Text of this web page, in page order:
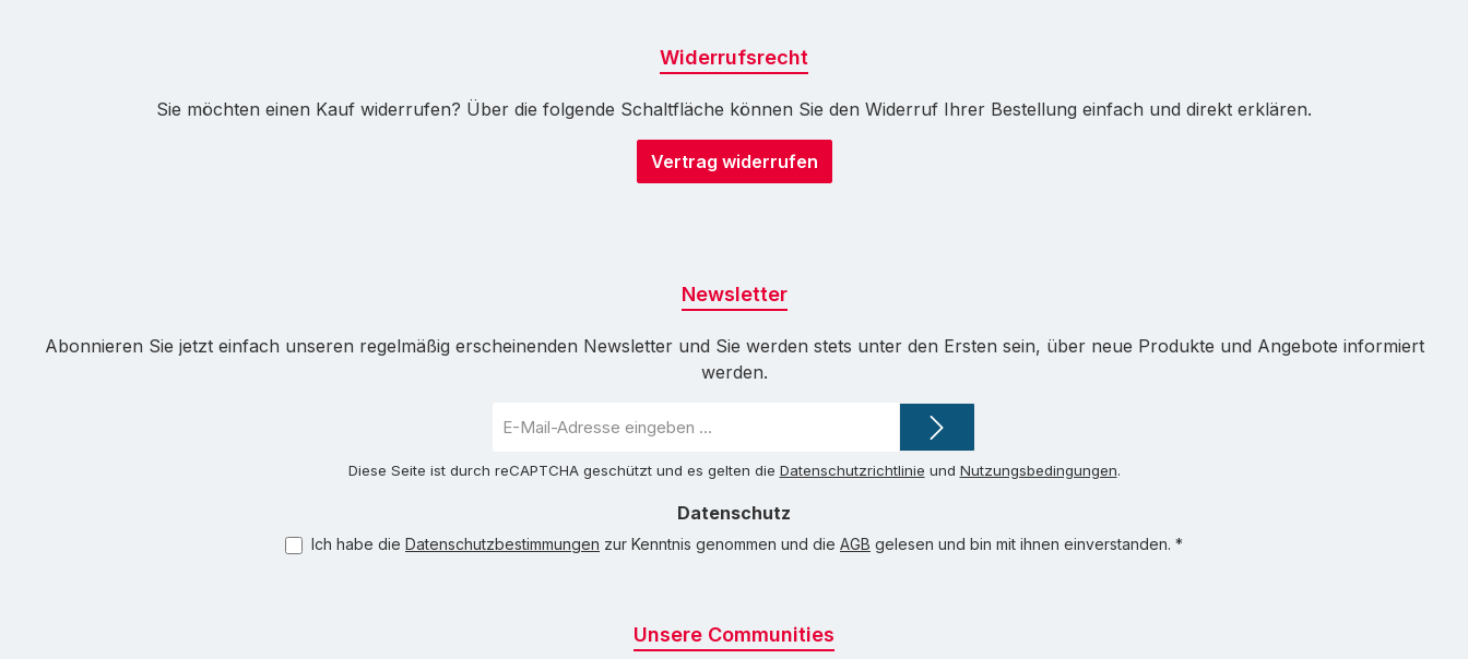
Widerrufsrecht
Sie möchten einen Kauf widerrufen? Über die folgende Schaltfläche können Sie den Widerruf Ihrer Bestellung einfach und direkt erklären.
Vertrag widerrufen
Newsletter
Abonnieren Sie jetzt einfach unseren regelmäßig erscheinenden Newsletter und Sie werden stets unter den Ersten sein, über neue Produkte und Angebote informiert
werden.
Mail-
Diese Seite ist durch reCAPTCHA geschützt und es gelten die Datenschutzrichtlinie und Nutzungsbedingungen.
Datenschutz
Ich habe die Datenschutzbestimmungen zur Kenntnis genommen und die AGB gelesen und bin mit ihnen einverstanden. *
Unsere Communities